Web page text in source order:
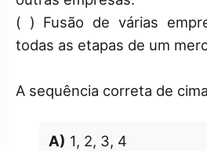
( ) Fusão de várias
todas as etapas de um
A sequência correta de
A) 1, 2, 3, 4